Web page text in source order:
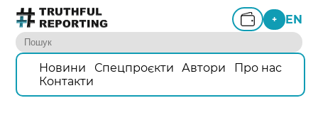
+ EN
Новини Спецпроєкти Автори
Про нас
Контакти